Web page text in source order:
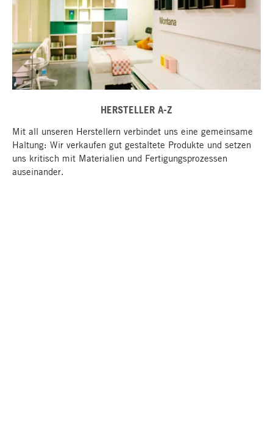
HERSTELLER A-Z
Mit all unseren Herstellern verbindet uns eine gemeinsame
Haltung: Wir verkaufen gut gestaltete Produkte und setzen
uns kritisch mit Materialien und Fertigungsprozessen
auseinander.